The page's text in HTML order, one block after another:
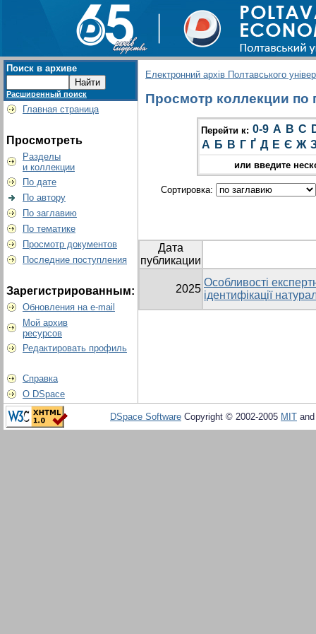
Поиск в архиве
Расширенный поиск
Главная страница
Просмотреть
Разделы
и коллекции
По дате
По автору
По заглавию
По тематике
Просмотр документов
Последние поступления
Зарегистрированным:
Обновления на e-mail
Мой архив
ресурсов
Редактировать профиль
Справка
О DSpace
Електронний архів Полтавського
Просмотр коллекции по
Перейти к: 0-9 A B C
А Б В Г Ґ Д Е Є Ж
или введите
Сортировка:
Дата
публикации
2025
Особливості
ідентифікації
DSpace Software Copyright © 2002-2005 MIT